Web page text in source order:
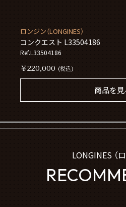
ロンジン（LONGINES）
コンクエスト L33504186
Ref.L33504186
￥220,000 (税込)
商品を見
LONGINES （